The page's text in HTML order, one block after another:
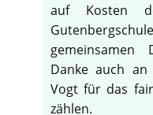
auf Kosten
gemeinsamen
Danke auch
Vogt für das
zählen.